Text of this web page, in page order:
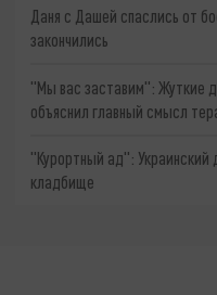
Даня с Дашей спаслись от
закончились
"Мы вас заставим": Жуткие
объяснил главный смысл
"Курортный ад": Украинский
кладбище